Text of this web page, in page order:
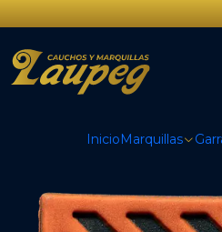
InicioMarquillas